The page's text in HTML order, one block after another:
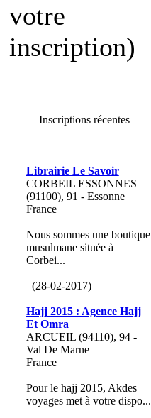
votre
inscription)
Inscriptions récentes
Librairie Le Savoir
CORBEIL ESSONNES
(91100), 91 - Essonne
France
Nous sommes une boutique
musulmane située à
Corbei...
(28-02-2017)
Hajj 2015 : Agence Hajj
Et Omra
ARCUEIL (94110), 94 -
Val De Marne
France
Pour le hajj 2015, Akdes
voyages met à votre dispo...